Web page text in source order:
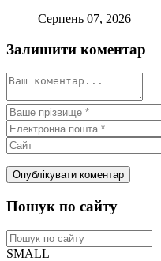
Серпень 07, 2026
Залишити коментар
Пошук по сайту
SMALL